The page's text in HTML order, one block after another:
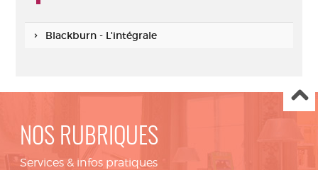
Blackburn - L'intégrale
NOS RUBRIQUES
Services & infos pratiques